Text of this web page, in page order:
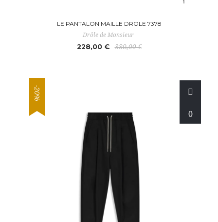
LE PANTALON MAILLE DROLE 7378
Drôle de Monsieur
228,00 € 380,00 €
-20%